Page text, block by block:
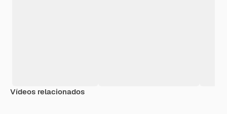
Vídeos relacionados